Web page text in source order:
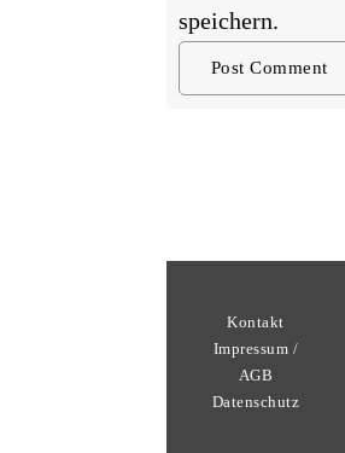
speichern.
Kontakt
Impressum /
AGB
Datenschutz